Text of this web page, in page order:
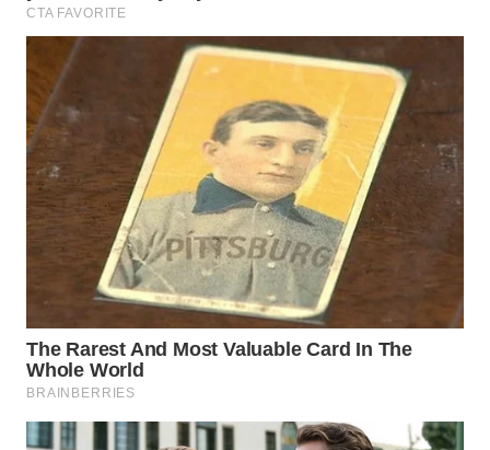
SELATAN
WN
TANJUNG
LESUNG
WN
KARO
WN
SIMALUNGUN
WN
LABUHANBATU
TAPANULI